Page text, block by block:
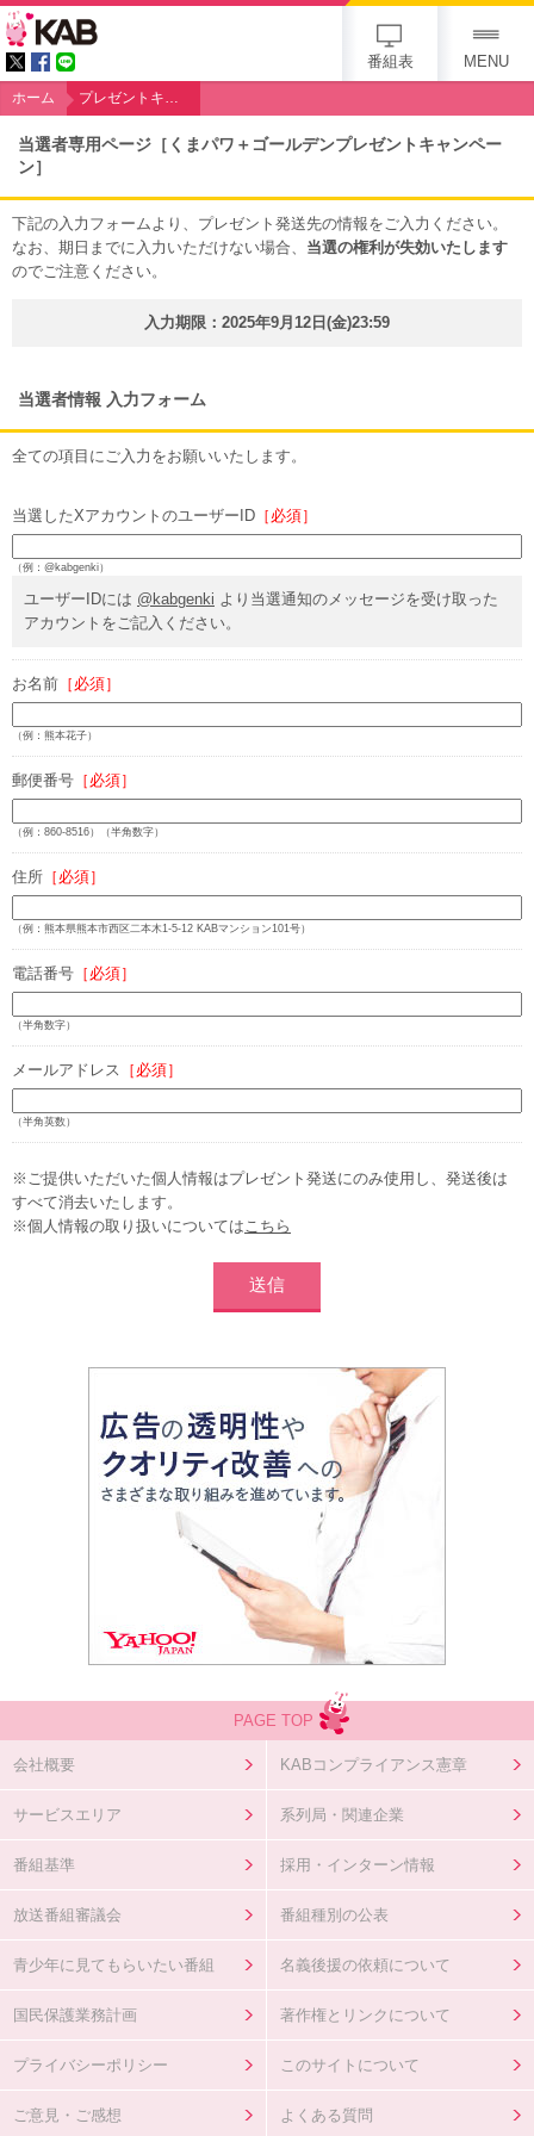
番組表 MENU
ホーム プレゼントキャンペーン［くまパワ＋ゴールデン］
当選者専用ページ［くまパワ＋ゴールデンプレゼントキャンペー
ン］
下記の入力フォームより、プレゼント発送先の情報をご入力ください。
なお、期日までに入力いただけない場合、 当選の権利が失効いたします
のでご注意ください。
入力期限：2025年9月12日(金)23:59
当選者情報 入力フォーム
全ての項目にご入力をお願いいたします。
当選したXアカウントのユーザーID ［必須］
（例：@kabgenki）
ユーザーIDには @kabgenki より当選通知のメッセージを受け取った
アカウントをご記入ください。
お名前 ［必須］
（例：熊本花子）
郵便番号 ［必須］
（例：860-8516）（半角数字）
住所 ［必須］
（例：熊本県熊本市西区二本木1-5-12 KABマンション101号）
電話番号 ［必須］
（半角数字）
メールアドレス ［必須］
（半角英数）
※ご提供いただいた個人情報はプレゼント発送にのみ使用し、発送後は
すべて消去いたします。
※個人情報の取り扱いについてはこちら
PAGE TOP
会社概要 KABコンプライアンス憲章
サービスエリア 系列局・関連企業
番組基準 採用・インターン情報
放送番組審議会 番組種別の公表
青少年に見てもらいたい番組 名義後援の依頼について
国民保護業務計画 著作権とリンクについて
プライバシーポリシー このサイトについて
ご意見・ご感想 よくある質問